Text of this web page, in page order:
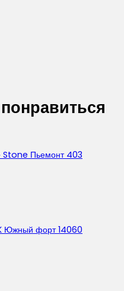
Stone Пьемонт 403
Южный форт 14060